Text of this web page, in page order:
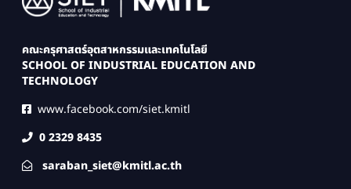
คณะครุศาสตร์อุตสาหกรรมและเทคโนโลยี
SCHOOL OF INDUSTRIAL EDUCATION AND
TECHNOLOGY
www.facebook.com/siet.kmitl
0 2329 8435
saraban_siet@kmitl.ac.th